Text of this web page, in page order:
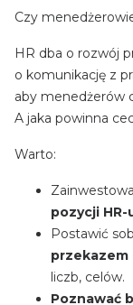
Czy
HR dba o rozwój
o komunikację z
aby menedżerów
A jaka powinna
Warto:
pozycji
Postawić
przekazem
liczb, celów.
Poznawać